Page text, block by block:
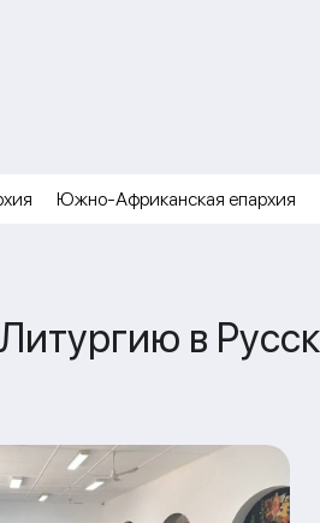
Южно-Африканская епархия
в